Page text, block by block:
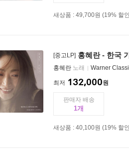
새상품 : 49,700원 (19% 할
[중고LP] 홍혜란 - 한국
홍혜란 노래 Warner
최저 132,000원
판매자 배송
1
새상품 : 40,100원 (19% 할